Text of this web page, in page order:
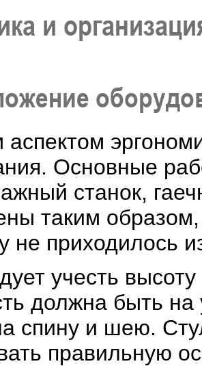
и
Основные
станок,
таким
не приходилось
учесть
должна быть
спину и шею.
правильную